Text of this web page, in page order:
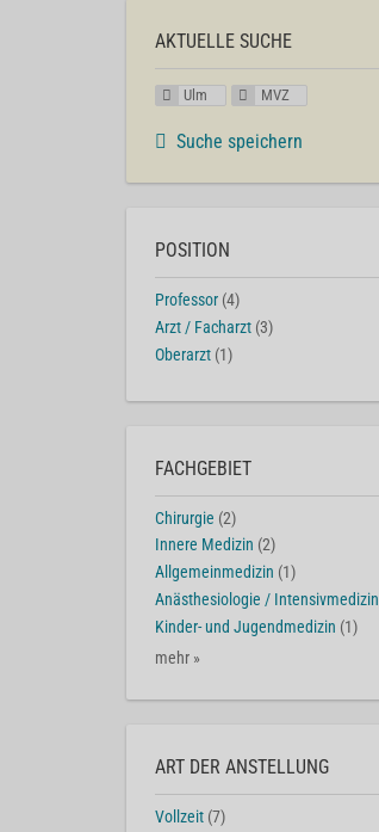
AKTUELLE SUCHE
Ulm MVZ
Suche speichern
POSITION
Professor (4)
Arzt / Facharzt (3)
Oberarzt (1)
FACHGEBIET
Chirurgie (2)
Innere Medizin (2)
Allgemeinmedizin (1)
Anästhesiologie / Intensivmedizin
Kinder- und Jugendmedizin (1)
mehr »
ART DER ANSTELLUNG
Vollzeit (7)